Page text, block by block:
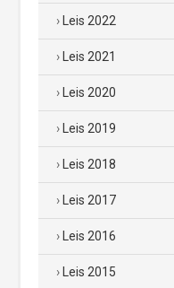
Leis 2022
Leis 2021
Leis 2020
Leis 2019
Leis 2018
Leis 2017
Leis 2016
Leis 2015